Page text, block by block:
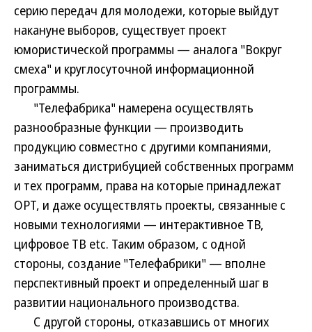
серию передач для молодежи, которые выйдут
накануне выборов, существует проект
юмористической программы — аналога "Вокруг
смеха" и круглосуточной информационной
программы.
"Телефабрика" намерена осуществлять
разнообразные функции — производить
продукцию совместно с другими компаниями,
заниматься дистрибуцией собственных программ
и тех программ, права на которые принадлежат
ОРТ, и даже осуществлять проекты, связанные с
новыми технологиями — интерактивное ТВ,
цифровое ТВ etc. Таким образом, с одной
стороны, создание "Телефабрики" — вполне
перспективный проект и определенный шаг в
развитии национального производства.
С другой стороны, отказавшись от многих